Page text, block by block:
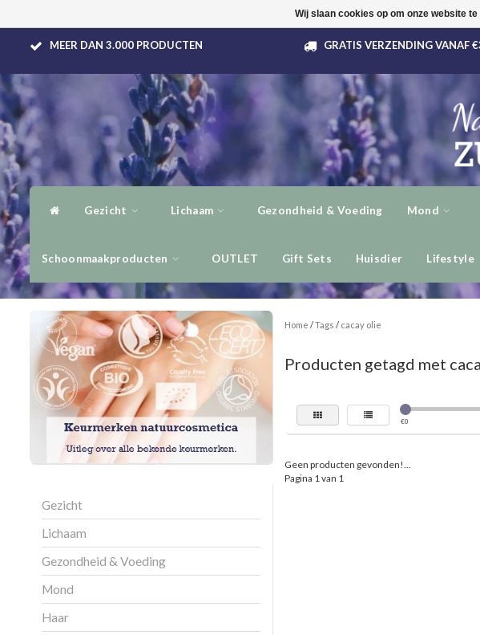
MEER DAN 3.000 PRODUCTEN GRATIS VERZENDING VANAF
Gezicht Lichaam Gezondheid & Voeding Mond
Schoonmaakproducten OUTLET Gift Sets Huisdier Lifestyle
Gezicht
Lichaam
Gezondheid & Voeding
Mond
Haar
Home /Tags / cacay olie
Producten getagd met
€0
Geen producten gevonden!...
Pagina 1 van 1
Wij slaan cookies op om onze website